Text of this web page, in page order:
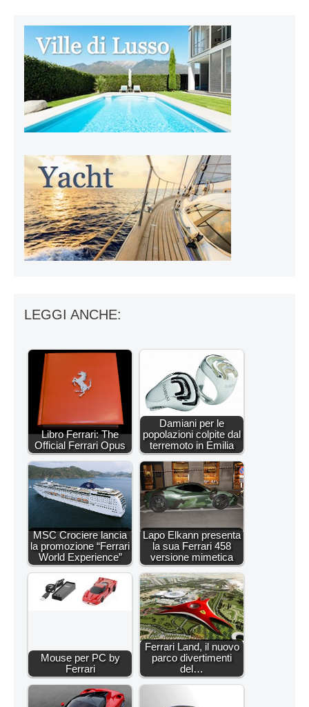
LEGGI ANCHE:
Libro Ferrari: The
Official Ferrari Opus
Damiani per le
popolazioni colpite dal
terremoto in Emilia
MSC Crociere lancia
la promozione “Ferrari
World Experience”
Lapo Elkann presenta
la sua Ferrari 458
versione mimetica
Mouse per PC by
Ferrari
Ferrari Land, il nuovo
parco divertimenti
del…